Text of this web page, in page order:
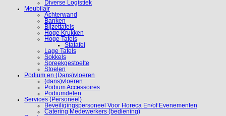
Diverse Logistiek
Meubilair
Achterwand
Banken
Bijzettafels
Hoge Krukken
Hoge Tafels
Statafel
Lage Tafels
Sokkels
Spreekgestoelte
Stoelen
Podium en (Dans)vloeren
(dans)vloeren
Podium Accessoires
Podiumdelen
Services (Personeel)
Beveiligingspersoneel Voor Horeca En/of Evenementen
Catering Medewerkers (bediening)